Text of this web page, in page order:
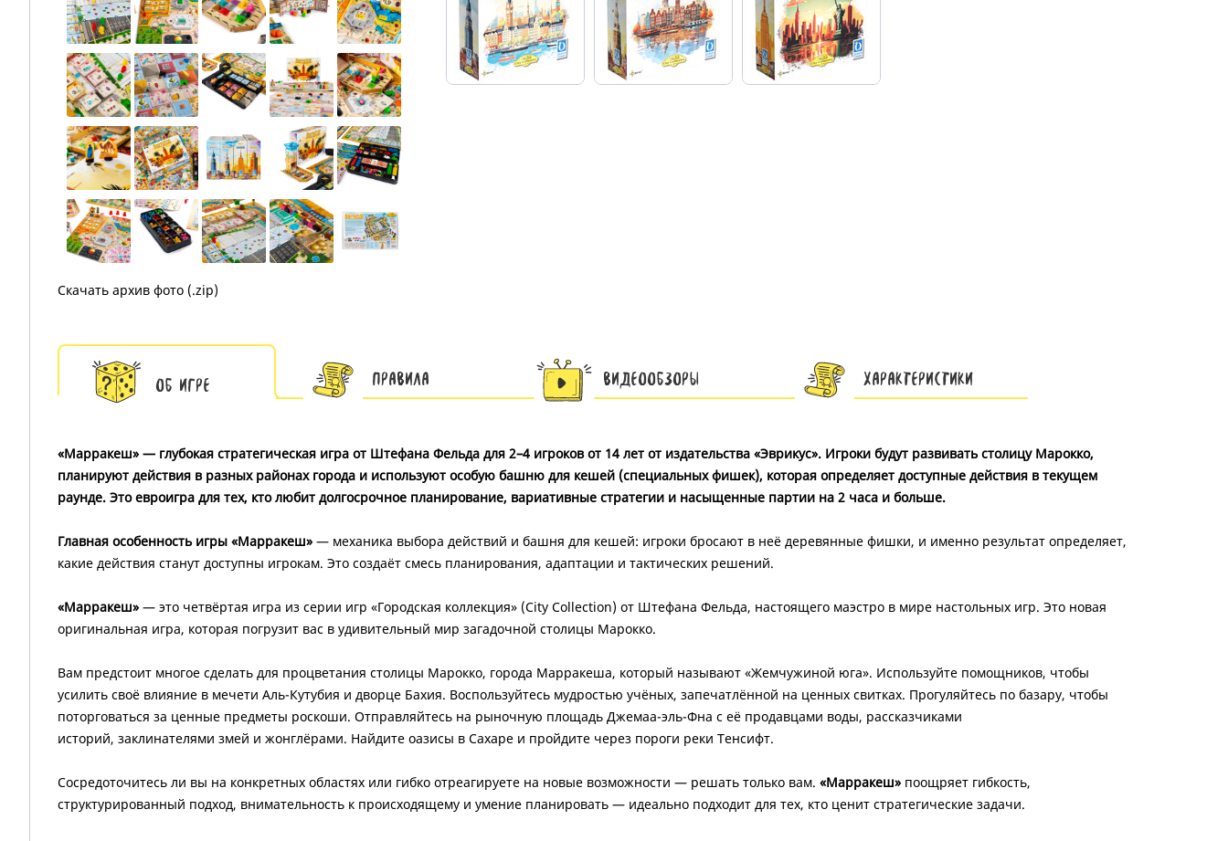
Скачать архив фото (.zip)
Об игре Правила Видеообзоры Характеристики
«Марракеш» — глубокая стратегическая игра от Штефана Фельда для 2–4 игроков от 14 лет от издательства «Эврикус». Игроки будут развивать столицу Марокко,
планируют действия в разных районах города и используют особую башню для кешей (специальных фишек), которая определяет доступные действия в текущем
раунде. Это евроигра для тех, кто любит долгосрочное планирование, вариативные стратегии и насыщенные партии на 2 часа и больше.
Главная особенность игры «Марракеш» — механика выбора действий и башня для кешей: игроки бросают в неё деревянные фишки, и именно результат определяет,
какие действия станут доступны игрокам. Это создаёт смесь планирования, адаптации и тактических решений.
«Марракеш» — это четвёртая игра из серии игр «Городская коллекция» (City Collection) от Штефана Фельда, настоящего маэстро в мире настольных игр. Это новая
оригинальная игра, которая погрузит вас в удивительный мир загадочной столицы Марокко.
Вам предстоит многое сделать для процветания столицы Марокко, города Марракеша, который называют «Жемчужиной юга». Используйте помощников, чтобы
усилить своё влияние в мечети Аль-Кутубия и дворце Бахия. Воспользуйтесь мудростью учёных, запечатлённой на ценных свитках. Прогуляйтесь по базару, чтобы
поторговаться за ценные предметы роскоши. Отправляйтесь на рыночную площадь Джемаа-эль-Фна с её продавцами воды, рассказчиками
историй, заклинателями змей и жонглёрами. Найдите оазисы в Сахаре и пройдите через пороги реки Тенсифт.
Сосредоточитесь ли вы на конкретных областях или гибко отреагируете на новые возможности — решать только вам. «Марракеш» поощряет гибкость,
структурированный подход, внимательность к происходящему и умение планировать — идеально подходит для тех, кто ценит стратегические задачи.